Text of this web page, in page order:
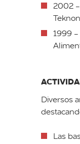
2002 -
1999 -
Diversos
Las